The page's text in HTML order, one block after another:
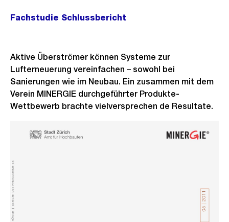
Fachstudie Schlussbericht
Aktive Überströmer können Systeme zur
Lufterneuerung vereinfachen – sowohl bei
Sanierungen wie im Neubau. Ein zusammen mit dem
Verein MINERGIE durchgeführter Produkte-
Wettbewerb brachte vielversprechen de Resultate.